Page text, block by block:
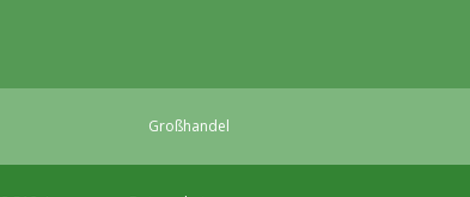
Großhandel